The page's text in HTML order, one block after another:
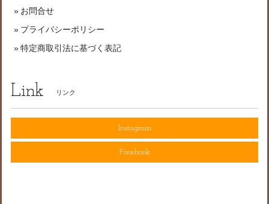
お問合せ
プライバシーポリシー
特定商取引法に基づく表記
Link リンク
Instagram
Facebook